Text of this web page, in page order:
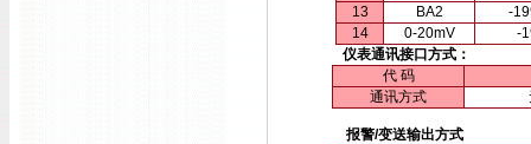
13
BA2
-
14
0-20mV
-
仪表通讯接口方式：
代 码
通讯方式
报警/变送输出方式